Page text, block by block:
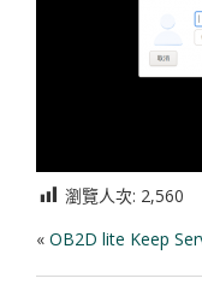
瀏覽人次: 2,560
« OB2D lite Keep